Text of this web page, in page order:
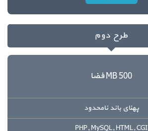
طرح دوم
500 MB فضا
پهنای باند نامحدود
PHP, MySQL, HTML, CGI